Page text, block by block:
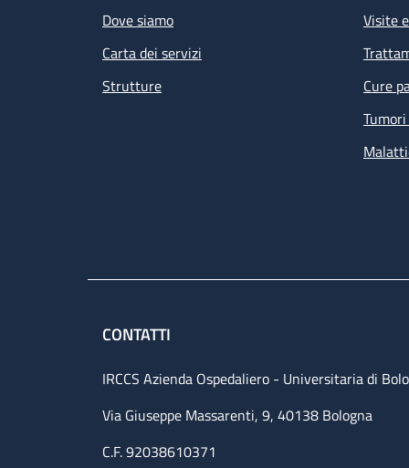
Dove siamo
Carta dei servizi
Strutture
Visite
Cure
CONTATTI
IRCCS Azienda Ospedaliero - Universitaria di
Via Giuseppe Massarenti, 9, 40138 Bologna
C.F. 92038610371